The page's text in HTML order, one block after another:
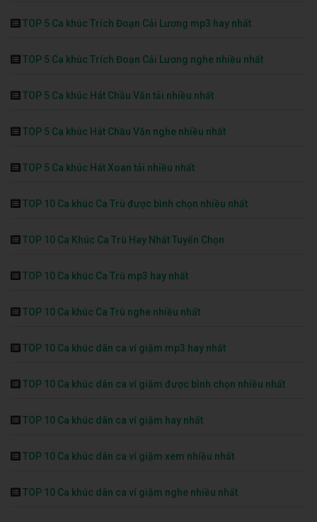
TOP 5 Ca khúc Trích Đoạn Cải Lương mp3 hay nhất
TOP 5 Ca khúc Trích Đoạn Cải Lương nghe nhiều nhất
TOP 5 Ca khúc Hát Chầu Văn tải nhiều nhất
TOP 5 Ca khúc Hát Chầu Văn nghe nhiều nhất
TOP 5 Ca khúc Hát Xoan tải nhiều nhất
TOP 10 Ca khúc Ca Trù được bình chọn nhiều nhất
TOP 10 Ca Khúc Ca Trù Hay Nhất Tuyển Chọn
TOP 10 Ca khúc Ca Trù mp3 hay nhất
TOP 10 Ca khúc Ca Trù nghe nhiều nhất
TOP 10 Ca khúc dân ca ví giặm mp3 hay nhất
TOP 10 Ca khúc dân ca ví giặm được bình chọn nhiều nhất
TOP 10 Ca khúc dân ca ví giặm hay nhất
TOP 10 Ca khúc dân ca ví giặm xem nhiều nhất
TOP 10 Ca khúc dân ca ví giặm nghe nhiều nhất